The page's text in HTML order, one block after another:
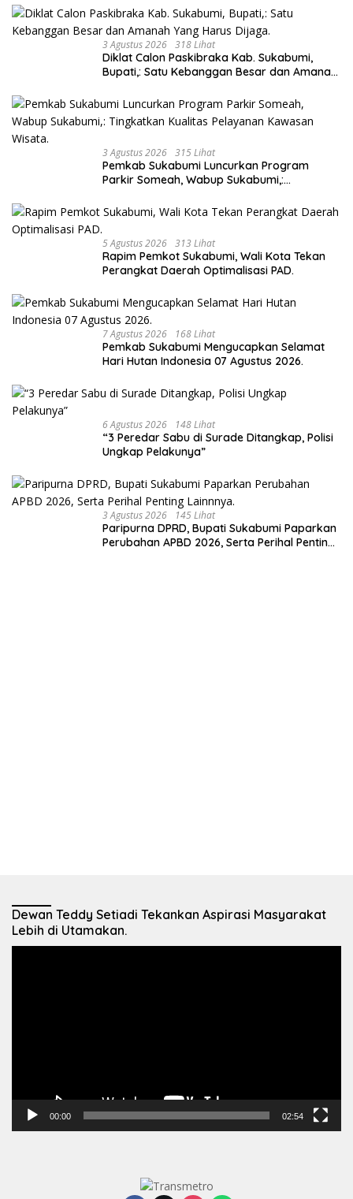
156.
3 Agustus 2026 318 Lihat
Diklat Calon Paskibraka Kab. Sukabumi,
Bupati,: Satu Kebanggan Besar dan Amanah
3 Agustus 2026 315 Lihat
Pemkab Sukabumi Luncurkan Program
Parkir Someah, Wabup Sukabumi,:
Wisata.
5 Agustus 2026 313 Lihat
Rapim Pemkot Sukabumi, Wali Kota Tekan
Perangkat Daerah Optimalisasi PAD.
7 Agustus 2026 168 Lihat
Pemkab Sukabumi Mengucapkan Selamat
Hari Hutan Indonesia 07 Agustus 2026.
6 Agustus 2026 148 Lihat
“3 Peredar Sabu di Surade Ditangkap, Polisi
Ungkap Pelakunya”
3 Agustus 2026 145 Lihat
Paripurna DPRD, Bupati Sukabumi Paparkan
Perubahan APBD 2026, Serta Perihal Penting
Dewan Teddy Setiadi Tekankan Aspirasi Masyarakat
Lebih di Utamakan.
00:00 02:54